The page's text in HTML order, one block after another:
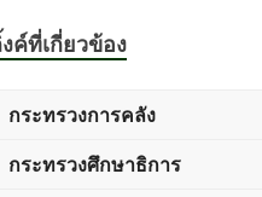
ค์ที่เกี่ยวข้อง
กระทรวงการคลัง
กระทรวงศึกษาธิการ